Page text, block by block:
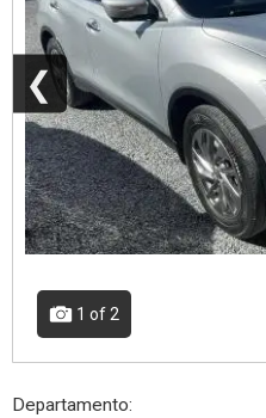
❮
1 of 2
Departamento: